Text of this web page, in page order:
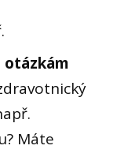
otázkám
Máte